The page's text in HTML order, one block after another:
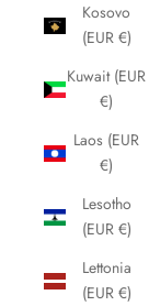
Kosovo
(EUR €)
Kuwait (EUR
€)
Laos (EUR
€)
Lesotho
(EUR €)
Lettonia
(EUR €)